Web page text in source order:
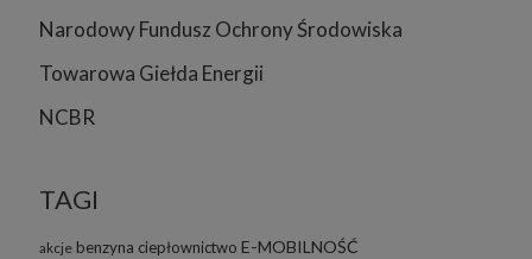
Narodowy Fundusz Ochrony Środowiska
Towarowa Giełda Energii
NCBR
TAGI
akcje benzyna ciepłownictwo E-MOBILNOŚĆ